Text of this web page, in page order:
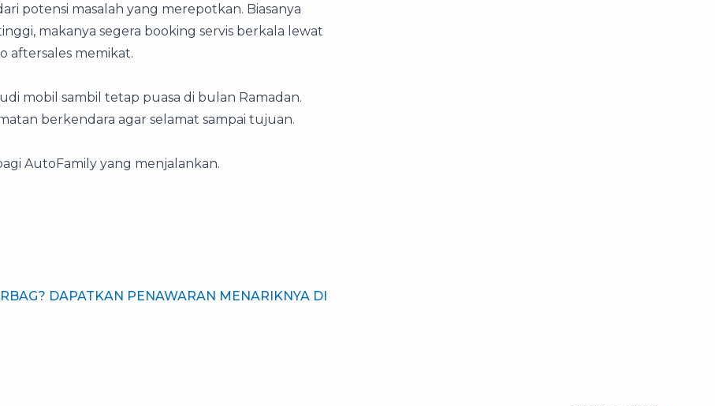
potensi masalah yang merepotkan. Biasanya
makanya segera booking servis berkala lewat
aftersales memikat.
mobil sambil tetap puasa di bulan Ramadan.
berkendara agar selamat sampai tujuan.
AutoFamily yang menjalankan.
DAPATKAN PENAWARAN MENARIKNYA DI